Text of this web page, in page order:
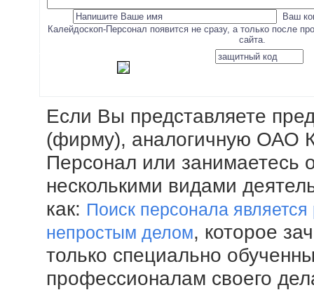
Ваш
Калейдоскоп-Персонал появится не сразу, а только после
сайта.
Если Вы представляете
(фирму), аналогичную ОАО
Персонал или занимаетесь
несколькими видами
как: Поиск персонала
непростым делом, которое
только специально
профессионалам своего